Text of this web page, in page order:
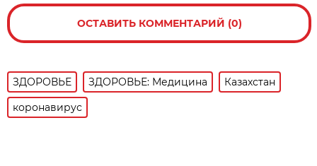
ОСТАВИТЬ КОММЕНТАРИЙ (0)
ЗДОРОВЬЕ ЗДОРОВЬЕ: Медицина
Казахстан
коронавирус